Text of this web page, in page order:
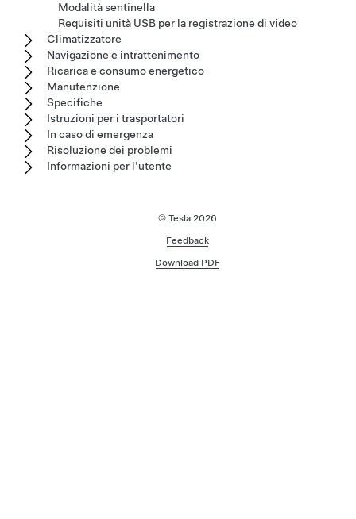
Modalità sentinella
Requisiti unità USB per la registrazione di video
Climatizzatore
Navigazione e intrattenimento
Ricarica e consumo energetico
Manutenzione
Specifiche
Istruzioni per i trasportatori
In caso di emergenza
Risoluzione dei problemi
Informazioni per l'utente
© Tesla 2026
Feedback
Download PDF